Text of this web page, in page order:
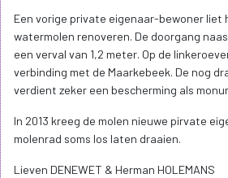
Een vorige private eigenaar-bewoner liet
watermolen renoveren. De doorgang
een verval van 1,2 meter. Op de
verbinding met de Maarkebeek. De nog
verdient zeker een bescherming als
In 2013 kreeg de molen nieuwe pirvate
molenrad soms los laten draaien.
Lieven DENEWET & Herman HOLEMANS